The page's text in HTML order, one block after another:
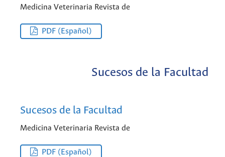
Medicina Veterinaria Revista de
PDF (Español)
Sucesos de la Facultad
Sucesos de la Facultad
Medicina Veterinaria Revista de
PDF (Español)